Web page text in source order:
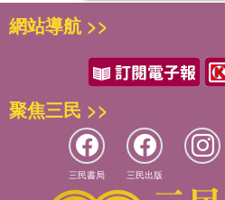
網站導航 >>
聚焦三民 >>
三民書局 三民出版